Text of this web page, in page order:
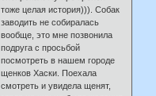
тоже целая история))). Собак
заводить не собиралась
вообще, это мне позвонила
подруга с просьбой
посмотреть в нашем городе
щенков Хаски. Поехала
смотреть и увидела щенят,